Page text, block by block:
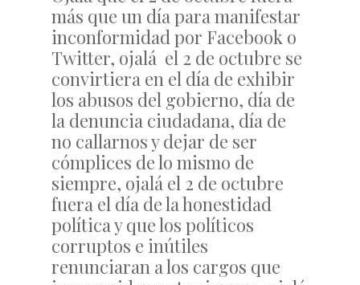
más que un día para manifestar
inconformidad por Facebook o
Twitter, ojalá el 2 de octubre se
convirtiera en el día de exhibir
los abusos del gobierno, día de
la denuncia ciudadana, día de
no callarnos y dejar de ser
cómplices de lo mismo de
siempre, ojalá el 2 de octubre
fuera el día de la honestidad
política y que los políticos
corruptos e inútiles
renunciaran a los cargos que